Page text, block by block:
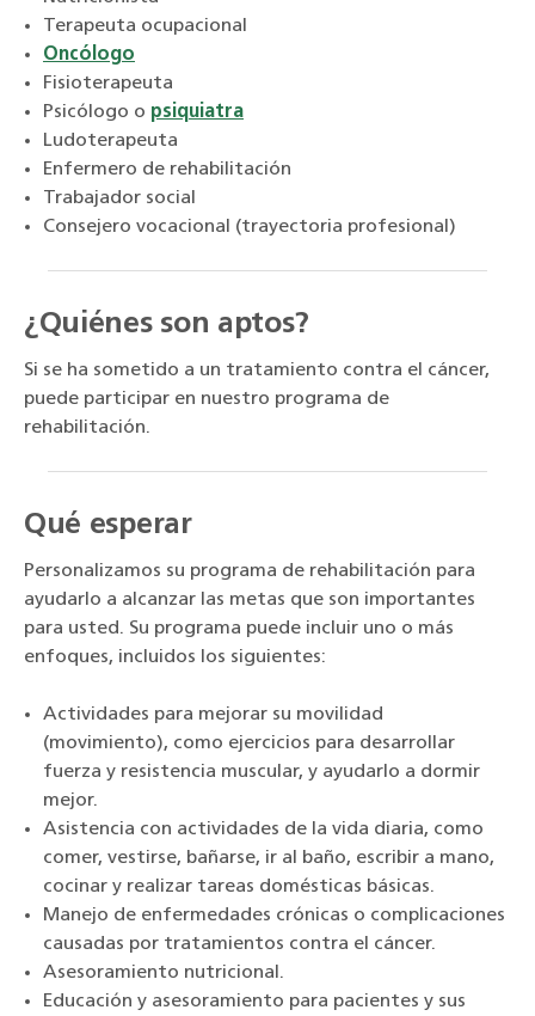
Terapeuta ocupacional
Oncólogo
Fisioterapeuta
Psicólogo o psiquiatra
Ludoterapeuta
Enfermero de rehabilitación
Trabajador social
Consejero vocacional (trayectoria profesional)
¿Quiénes son aptos?
Si se ha sometido a un tratamiento contra el cáncer,
puede participar en nuestro programa de
rehabilitación.
Qué esperar
Personalizamos su programa de rehabilitación para
ayudarlo a alcanzar las metas que son importantes
para usted. Su programa puede incluir uno o más
enfoques, incluidos los siguientes:
Actividades para mejorar su movilidad
(movimiento), como ejercicios para desarrollar
fuerza y resistencia muscular, y ayudarlo a dormir
mejor.
Asistencia con actividades de la vida diaria, como
comer, vestirse, bañarse, ir al baño, escribir a mano,
cocinar y realizar tareas domésticas básicas.
Manejo de enfermedades crónicas o complicaciones
causadas por tratamientos contra el cáncer.
Asesoramiento nutricional.
Educación y asesoramiento para pacientes y sus